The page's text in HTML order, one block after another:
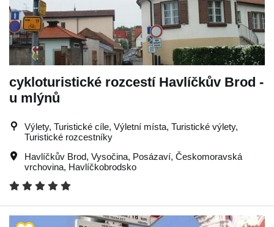
cykloturistické rozcestí Havlíčkův Brod -
u mlýnů
Výlety, Turistické cíle, Výletní místa, Turistické výlety,
Turistické rozcestníky
Havlíčkův Brod, Vysočina, Posázaví, Českomoravská
vrchovina, Havlíčkobrodsko